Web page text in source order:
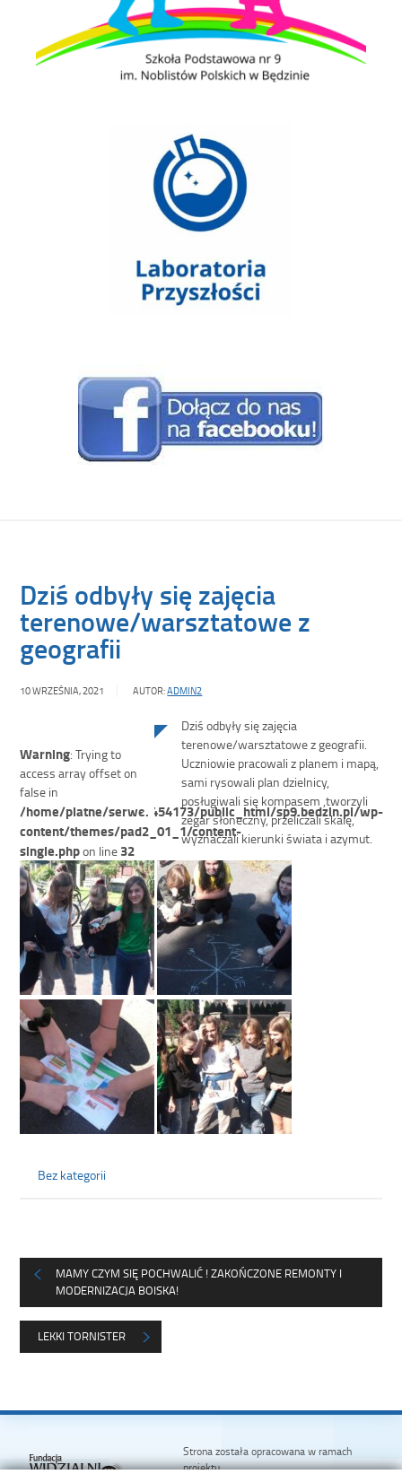
Dziś odbyły się zajęcia
terenowe/warsztatowe z
geografii
10 WRZEŚNIA, 2021 AUTOR:ADMIN2
Warning: Trying to
access array offset on
false in
/home/platne/serwer454173/public_html/sp9.bedzin.pl/wp-
content/themes/pad2_01_1/content-
single.phpon line 32
Dziś odbyły się zajęcia
terenowe/warsztatowe z geografii.
Uczniowie pracowali z planem i mapą,
sami rysowali plan dzielnicy,
posługiwali się kompasem ,tworzyli
zegar słoneczny, przeliczali skalę,
wyznaczali kierunki świata i azymut.
Bez kategorii
MAMY CZYM SIĘ POCHWALIĆ ! ZAKOŃCZONE REMONTY I
MODERNIZACJA BOISKA!
LEKKI TORNISTER
Strona została opracowana w ramach
projektu